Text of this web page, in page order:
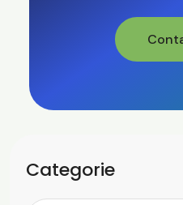
Categorie